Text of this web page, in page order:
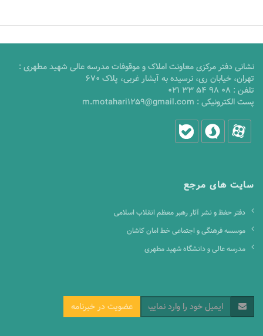
نشانی دفتر مرکزی معاونت املاک و موقوفات مدرسه عالی شهید مطهری :
تهران، خیابان ری، نرسیده به آبشار غربی، پلاک 670
تلفن : 021 33 54 98 08
پست الکترونیکی : m.motahari1259@gmail.com
سایت های مرجع
دفتر حفظ و نشر آثار رهبر معظم انقلاب اسلامی
موسسه فرهنگی و اجتماعی خط امان کاشان
مدرسه عالی و دانشگاه شهید مطهری
عضویت در خبرنامه